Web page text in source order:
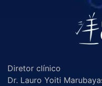
Diretor clínico
Dr. Lauro Yoiti